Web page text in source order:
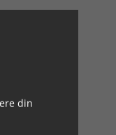
din